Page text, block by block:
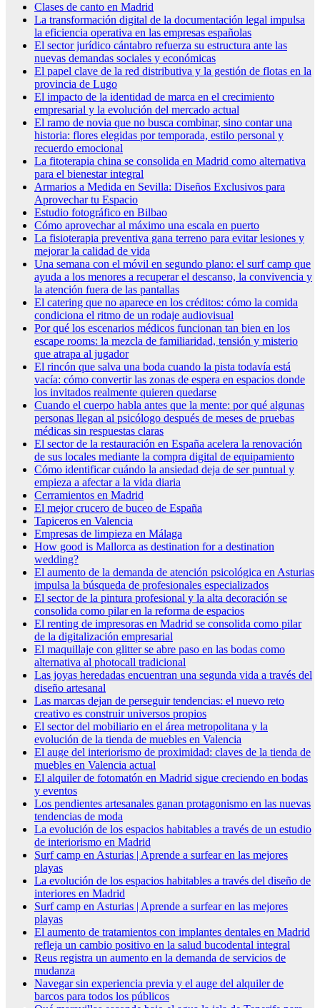
Clases de canto en Madrid
La transformación digital de la documentación legal impulsa
la eficiencia operativa en las empresas españolas
El sector jurídico cántabro refuerza su estructura ante las
nuevas demandas sociales y económicas
El papel clave de la red distributiva y la gestión de flotas en la
provincia de Lugo
El impacto de la identidad de marca en el crecimiento
empresarial y la evolución del mercado actual
El ramo de novia que no busca combinar, sino contar una
historia: flores elegidas por temporada, estilo personal y
recuerdo emocional
La fitoterapia china se consolida en Madrid como alternativa
para el bienestar integral
Armarios a Medida en Sevilla: Diseños Exclusivos para
Aprovechar tu Espacio
Estudio fotográfico en Bilbao
Cómo aprovechar al máximo una escala en puerto
La fisioterapia preventiva gana terreno para evitar lesiones y
mejorar la calidad de vida
Una semana con el móvil en segundo plano: el surf camp que
ayuda a los menores a recuperar el descanso, la convivencia y
la atención fuera de las pantallas
El catering que no aparece en los créditos: cómo la comida
condiciona el ritmo de un rodaje audiovisual
Por qué los escenarios médicos funcionan tan bien en los
escape rooms: la mezcla de familiaridad, tensión y misterio
que atrapa al jugador
El rincón que salva una boda cuando la pista todavía está
vacía: cómo convertir las zonas de espera en espacios donde
los invitados realmente quieren quedarse
Cuando el cuerpo habla antes que la mente: por qué algunas
personas llegan al psicólogo después de meses de pruebas
médicas sin respuestas claras
El sector de la restauración en España acelera la renovación
de sus locales mediante la compra digital de equipamiento
Cómo identificar cuándo la ansiedad deja de ser puntual y
empieza a afectar a la vida diaria
Cerramientos en Madrid
El mejor crucero de buceo de España
Tapiceros en Valencia
Empresas de limpieza en Málaga
How good is Mallorca as destination for a destination
wedding?
El aumento de la demanda de atención psicológica en Asturias
impulsa la búsqueda de profesionales especializados
El sector de la pintura profesional y la alta decoración se
consolida como pilar en la reforma de espacios
El renting de impresoras en Madrid se consolida como pilar
de la digitalización empresarial
El maquillaje con glitter se abre paso en las bodas como
alternativa al photocall tradicional
Las joyas heredadas encuentran una segunda vida a través del
diseño artesanal
Las marcas dejan de perseguir tendencias: el nuevo reto
creativo es construir universos propios
El sector del mobiliario en el área metropolitana y la
evolución de la tienda de muebles en Valencia
El auge del interiorismo de proximidad: claves de la tienda de
muebles en Valencia actual
El alquiler de fotomatón en Madrid sigue creciendo en bodas
y eventos
Los pendientes artesanales ganan protagonismo en las nuevas
tendencias de moda
La evolución de los espacios habitables a través de un estudio
de interiorismo en Madrid
Surf camp en Asturias | Aprende a surfear en las mejores
playas
La evolución de los espacios habitables a través del diseño de
interiores en Madrid
Surf camp en Asturias | Aprende a surfear en las mejores
playas
El aumento de tratamientos con implantes dentales en Madrid
refleja un cambio positivo en la salud bucodental integral
Reus registra un aumento en la demanda de servicios de
mudanza
Navegar sin experiencia previa y el auge del alquiler de
barcos para todos los públicos